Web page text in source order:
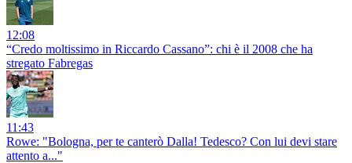
12:08
“Credo moltissimo in Riccardo Cassano”: chi è il 2008 che ha
stregato Fabregas
11:43
Rowe: "Bologna, per te canterò Dalla! Tedesco? Con lui devi stare
attento a..."